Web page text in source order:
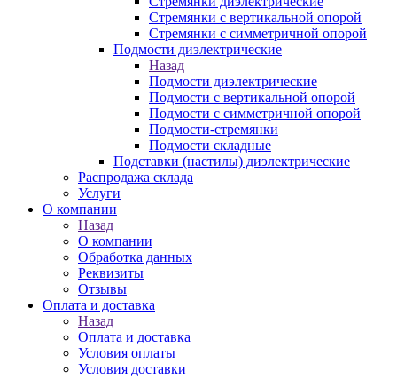
Стремянки с вертикальной опорой
Стремянки с симметричной опорой
Подмости диэлектрические
Назад
Подмости диэлектрические
Подмости с вертикальной опорой
Подмости с симметричной опорой
Подмости-стремянки
Подмости складные
Подставки (настилы) диэлектрические
Распродажа склада
Услуги
О компании
Назад
О компании
Обработка данных
Реквизиты
Отзывы
Оплата и доставка
Назад
Оплата и доставка
Условия оплаты
Условия доставки